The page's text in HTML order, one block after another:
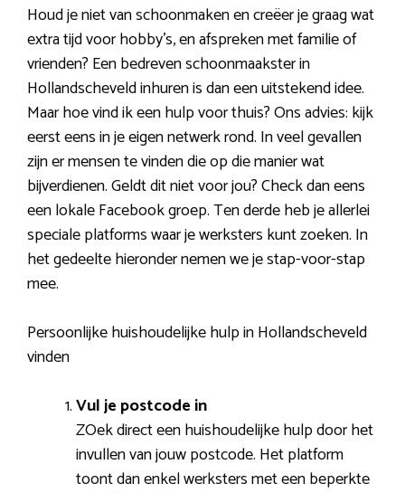
Houd je niet van schoonmaken en creëer je graag wat
extra tijd voor hobby’s, en afspreken met familie of
vrienden? Een bedreven schoonmaakster in
Hollandscheveld inhuren is dan een uitstekend idee.
Maar hoe vind ik een hulp voor thuis? Ons advies: kijk
eerst eens in je eigen netwerk rond. In veel gevallen
zijn er mensen te vinden die op die manier wat
bijverdienen. Geldt dit niet voor jou? Check dan eens
een lokale Facebook groep. Ten derde heb je allerlei
speciale platforms waar je werksters kunt zoeken. In
het gedeelte hieronder nemen we je stap-voor-stap
mee.
Persoonlijke huishoudelijke hulp in Hollandscheveld
vinden
Vul je postcode in
ZOek direct een huishoudelijke hulp door het
invullen van jouw postcode. Het platform
toont dan enkel werksters met een beperkte